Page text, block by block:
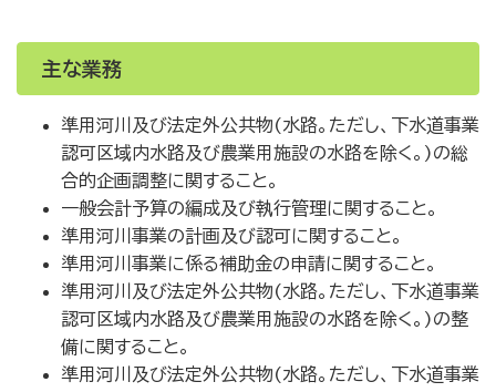
主な業務
準用河川及び法定外公共物(水路。ただし、下水道事業
認可区域内水路及び農業用施設の水路を除く。)の総
合的企画調整に関すること。
一般会計予算の編成及び執行管理に関すること。
準用河川事業の計画及び認可に関すること。
準用河川事業に係る補助金の申請に関すること。
準用河川及び法定外公共物(水路。ただし、下水道事業
認可区域内水路及び農業用施設の水路を除く。)の整
備に関すること。
準用河川及び法定外公共物(水路。ただし、下水道事業